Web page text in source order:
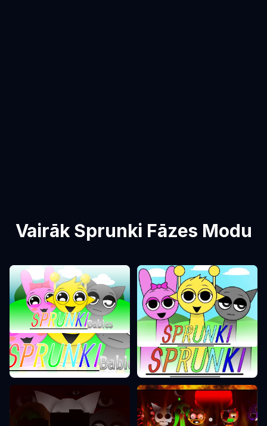
Vairāk Sprunki Fāzes Modu
Sprunki Fāze 0
Sprunki Fāze 1